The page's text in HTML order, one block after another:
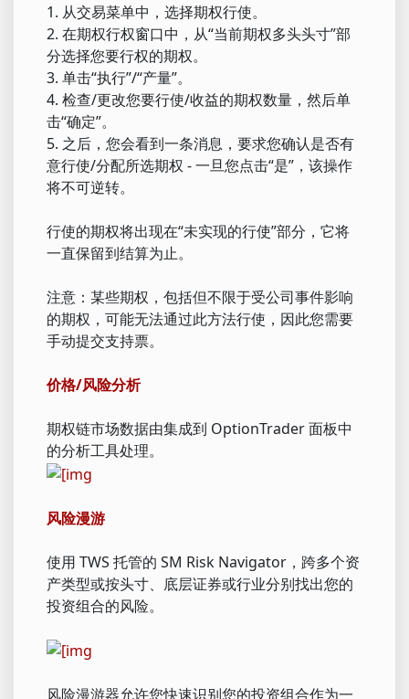
1. 从交易菜单中，选择期权行使。
2. 在期权行权窗口中，从“当前期权多头头寸”部
分选择您要行权的期权。
3. 单击“执行”/“产量”。
4. 检查/更改您要行使/收益的期权数量，然后单
击“确定”。
5. 之后，您会看到一条消息，要求您确认是否有
意行使/分配所选期权 - 一旦您点击“是”，该操作
将不可逆转。
行使的期权将出现在“未实现的行使”部分，它将
一直保留到结算为止。
注意：某些期权，包括但不限于受公司事件影响
的期权，可能无法通过此方法行使，因此您需要
手动提交支持票。
价格/风险分析
期权链市场数据由集成到 OptionTrader 面板中
的分析工具处理。
风险漫游
使用 TWS 托管的 SM Risk Navigator，跨多个资
产类型或按头寸、底层证券或行业分别找出您的
投资组合的风险。
风险漫游器允许您快速识别您的投资组合作为一